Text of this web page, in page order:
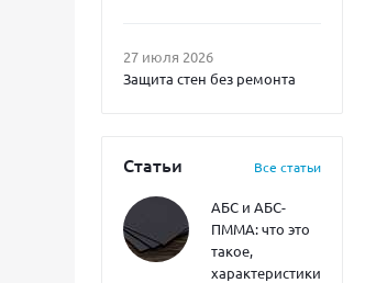
27 июля 2026
Защита стен без ремонта
Статьи Все статьи
АБС и АБС-
ПММА: что это
такое,
характеристики,